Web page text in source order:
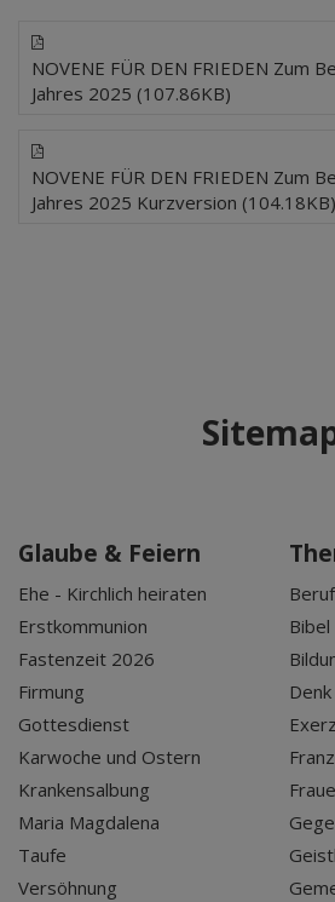
NOVENE FÜR DEN FRIEDEN Zum
Jahres 2025 (107.86KB)
NOVENE FÜR DEN FRIEDEN Zum
Jahres 2025 Kurzversion (104.18KB)
Glaube & Feiern
Ehe - Kirchlich heiraten
Erstkommunion
Fastenzeit 2026
Firmung
Gottesdienst
Karwoche und Ostern
Krankensalbung
Maria Magdalena
Taufe
Versöhnung
Bibel